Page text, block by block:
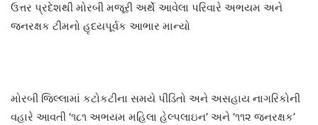
ઉત્તર પ્રદેશથી મોરબી મજૂરી અર્થે આવેલા પરિવારે અભયમ અને
જનરક્ષક ટીમનો હૃદયપૂર્વક આભાર માન્યો
મોરબી જિલ્લામાં કટોકટીના સમયે પીડિતો અને અસહાય નાગરિકોની
વહારે આવતી ‘૧૮૧ અભયમ મહિલા હેલ્પલાઇન’ અને ‘૧૧૨ જનરક્ષક’